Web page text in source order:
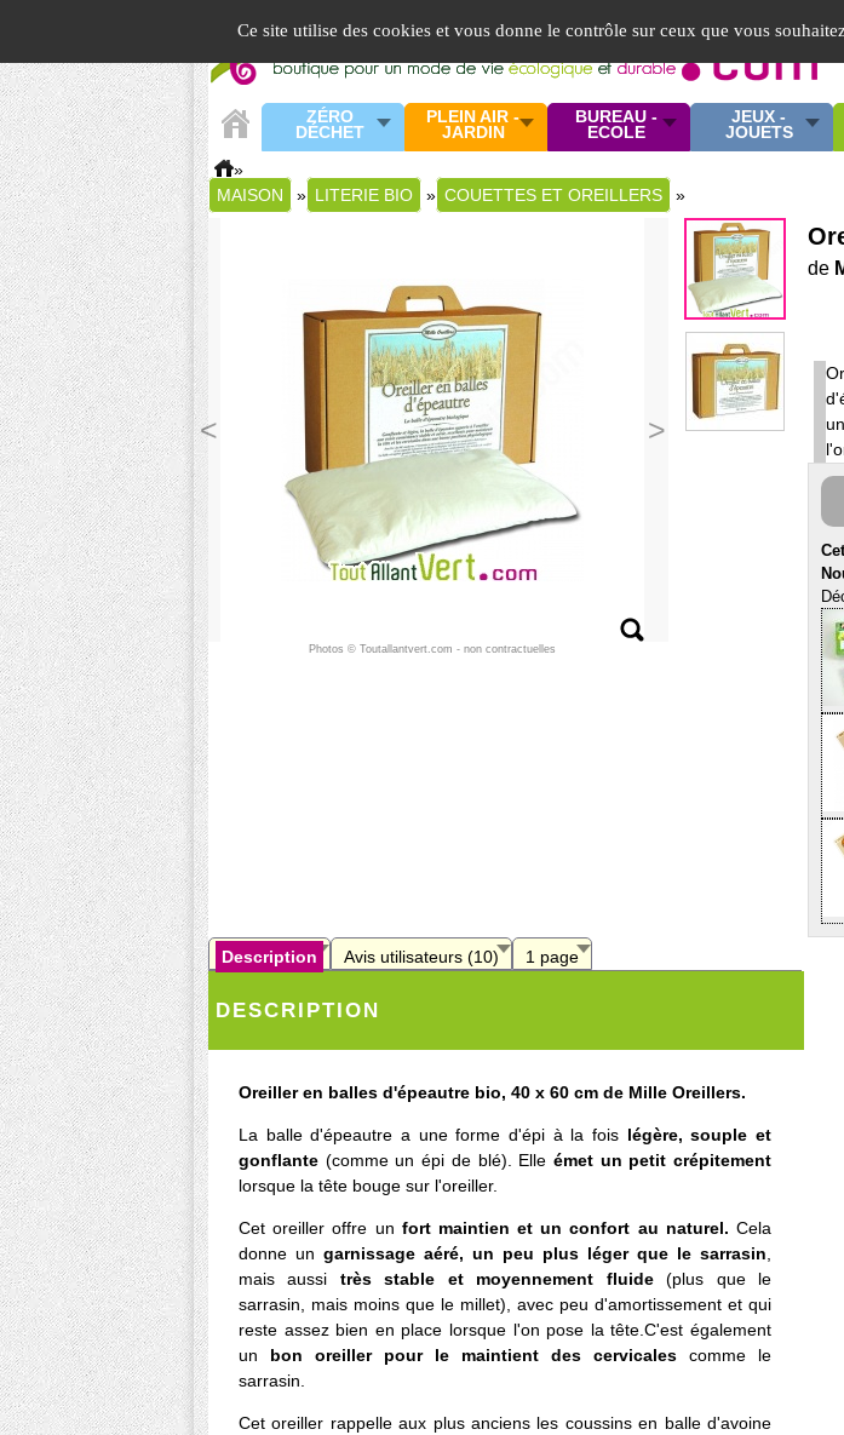
Ce site utilise des cookies et vous donne le contrôle sur ceux que vous
ZÉRO
DÉCHET
PLEIN AIR -
JARDIN
BUREAU -
ECOLE
JEUX -
JOUETS
»
MAISON
» LITERIE BIO » COUETTES ET OREILLERS »
>
<
Photos © Toutallantvert.com - non contractuelles
de
Description Avis utilisateurs (10) 1 page
DESCRIPTION
Oreiller en balles d'épeautre bio, 40 x 60 cm de Mille Oreillers.
La balle d'épeautre a une forme d'épi à la fois légère, souple et
gonflante (comme un épi de blé). Elle émet un petit crépitement
lorsque la tête bouge sur l'oreiller.
Cet oreiller offre un fort maintien et un confort au naturel. Cela
donne un garnissage aéré, un peu plus léger que le sarrasin,
mais aussi très stable et moyennement fluide(plus que le
sarrasin, mais moins que le millet), avec peu d'amortissement et qui
reste assez bien en place lorsque l'on pose la tête.C'est également
un bon oreiller pour le maintient des cervicales comme le
sarrasin.
Cet oreiller rappelle aux plus anciens les coussins en balle d'avoine